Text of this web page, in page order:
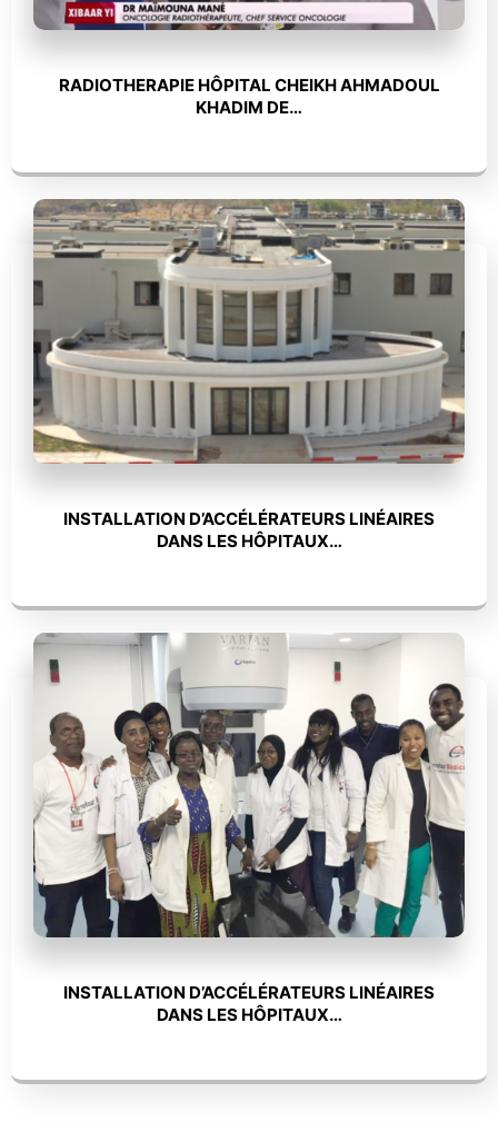
RADIOTHERAPIE HÔPITAL CHEIKH AHMADOUL
KHADIM DE…
INSTALLATION D’ACCÉLÉRATEURS LINÉAIRES
DANS LES HÔPITAUX…
INSTALLATION D’ACCÉLÉRATEURS LINÉAIRES
DANS LES HÔPITAUX…